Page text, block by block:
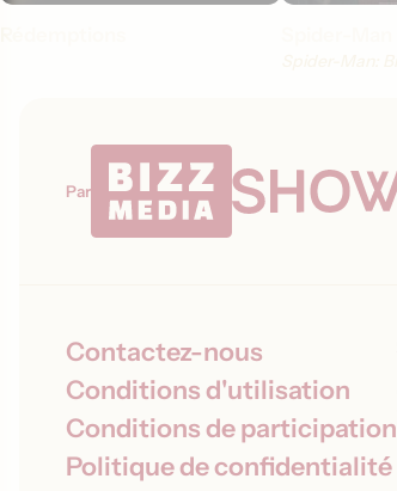
Par
Contactez-nous
Conditions d'utilisation
Conditions de participation
Politique de confidentialité